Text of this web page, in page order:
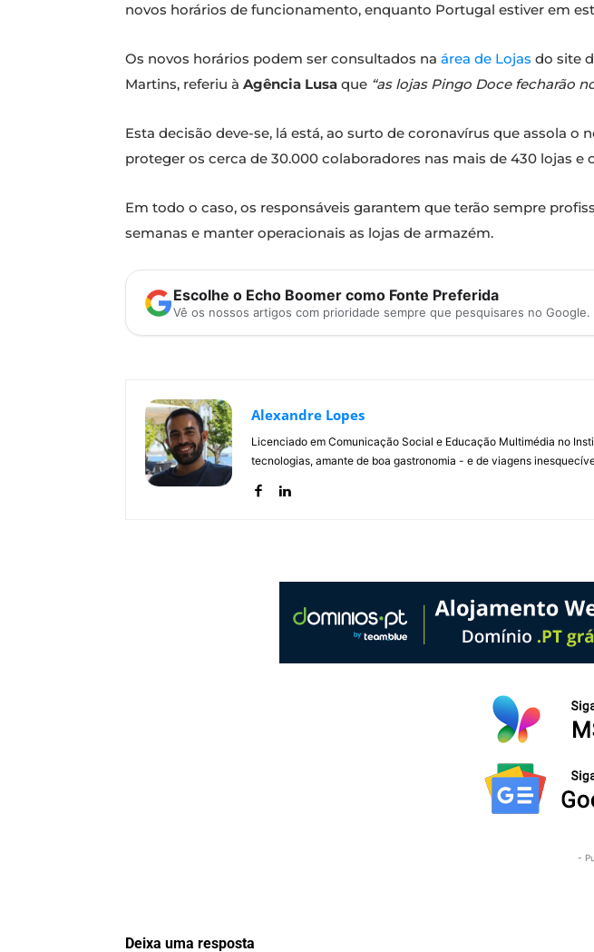
novos horários de funcionamento, enquanto Portugal estiver em
Os novos horários podem ser consultados na área de Lojas do site
Martins, referiu à Agência Lusa que “as lojas Pingo Doce fecharão
Esta decisão deve-se, lá está, ao surto de coronavírus que assola
proteger os cerca de 30.000 colaboradores nas mais de 430 lojas e
Em todo o caso, os responsáveis garantem que terão sempre
semanas e manter operacionais as lojas de armazém.
Escolhe o Echo Boomer como Fonte Preferida
Vê os nossos artigos com prioridade sempre que pesquisares no Google.
Alexandre Lopes
Licenciado em Comunicação Social e Educação Multimédia no
tecnologias, amante de boa gastronomia - e de viagens
-
Deixa uma resposta